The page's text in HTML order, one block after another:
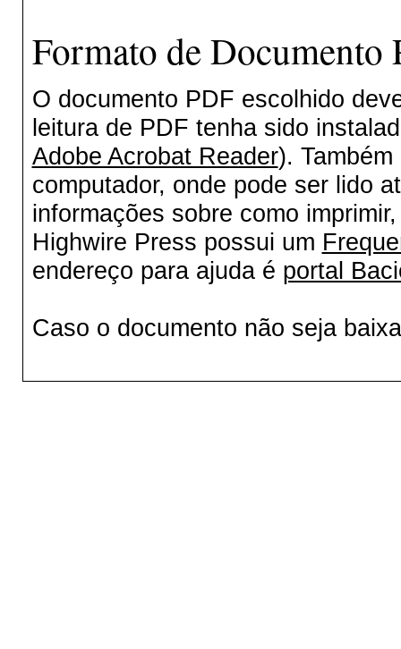
Formato de
O documento PDF escolhido
leitura de PDF tenha sido
Adobe Acrobat Reader).
computador, onde pode ser lido
informações sobre como
Highwire Press possui um
endereço para ajuda é portal
Caso o documento não seja